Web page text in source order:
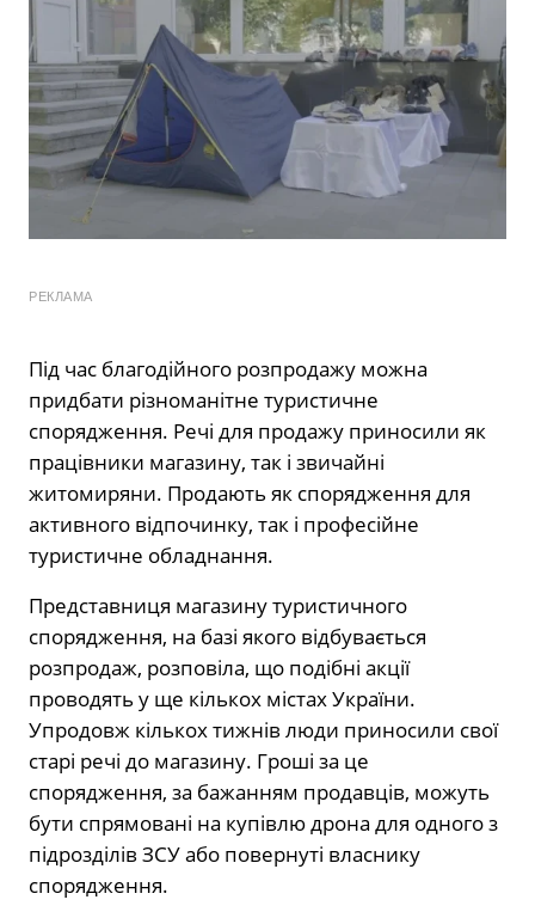
РЕКЛАМА
Під час благодійного розпродажу можна
придбати різноманітне туристичне
спорядження. Речі для продажу приносили як
працівники магазину, так і звичайні
житомиряни. Продають як спорядження для
активного відпочинку, так і професійне
туристичне обладнання.
Представниця магазину туристичного
спорядження, на базі якого відбувається
розпродаж, розповіла, що подібні акції
проводять у ще кількох містах України.
Упродовж кількох тижнів люди приносили свої
старі речі до магазину. Гроші за це
спорядження, за бажанням продавців, можуть
бути спрямовані на купівлю дрона для одного з
підрозділів ЗСУ або повернуті власнику
спорядження.